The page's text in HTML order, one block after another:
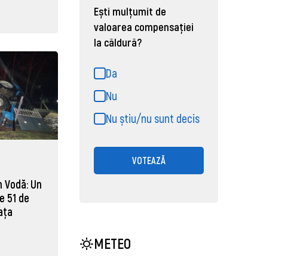
Un
51 de
Ești mulțumit de
valoarea compensației
la căldură?
Da
Nu
Nu știu/nu sunt decis
VOTEAZĂ
METEO